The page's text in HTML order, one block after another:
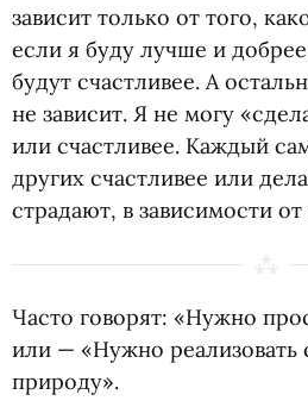
зависит только от того,
если я буду лучше и
будут счастливее. А
не зависит. Я не могу «
или счастливее. Каждый
других счастливее или
страдают, в зависимости
Часто говорят: «Нужно
или — «Нужно
природу».